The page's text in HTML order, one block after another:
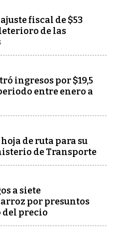
fiscal de $53
de las
ingresos por $19,5
entre enero a
de ruta para su
de Transporte
a siete
por presuntos
del precio